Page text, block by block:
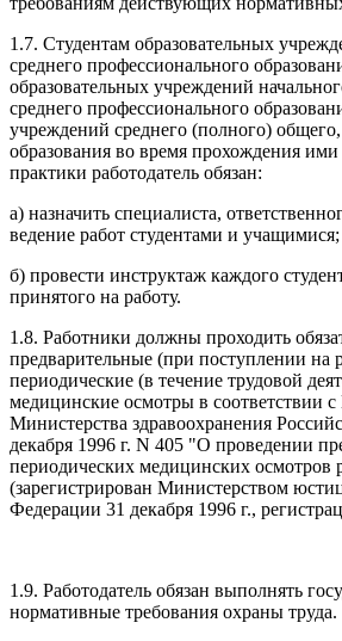
1.7. Студентам образовательных
среднего профессионального
образовательных учреждений
среднего профессионального
учреждений среднего (полного)
образования во время прохождения
практики работодатель обязан:
а) назначить специалиста,
ведение работ студентами и учащимися;
б) провести инструктаж каждого
принятого на работу.
1.8. Работники должны проходить
предварительные (при поступлении на
периодические (в течение трудовой
медицинские осмотры в соответствии
Министерства здравоохранения
декабря 1996 г. N 405 "О проведении
периодических медицинских осмотров
(зарегистрирован Министерством
Федерации 31 декабря 1996 г.,
1.9. Работодатель обязан выполнять
нормативные требования охраны труда.